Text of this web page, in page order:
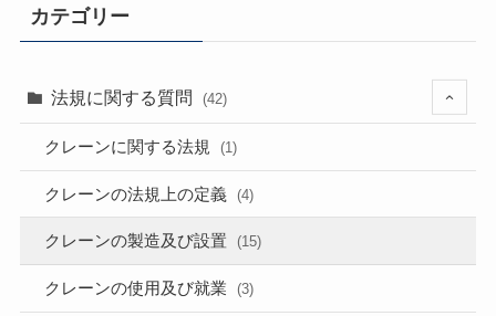
カテゴリー
法規に関する質問 (42)
クレーンに関する法規 (1)
クレーンの法規上の定義 (4)
クレーンの製造及び設置 (15)
クレーンの使用及び就業 (3)